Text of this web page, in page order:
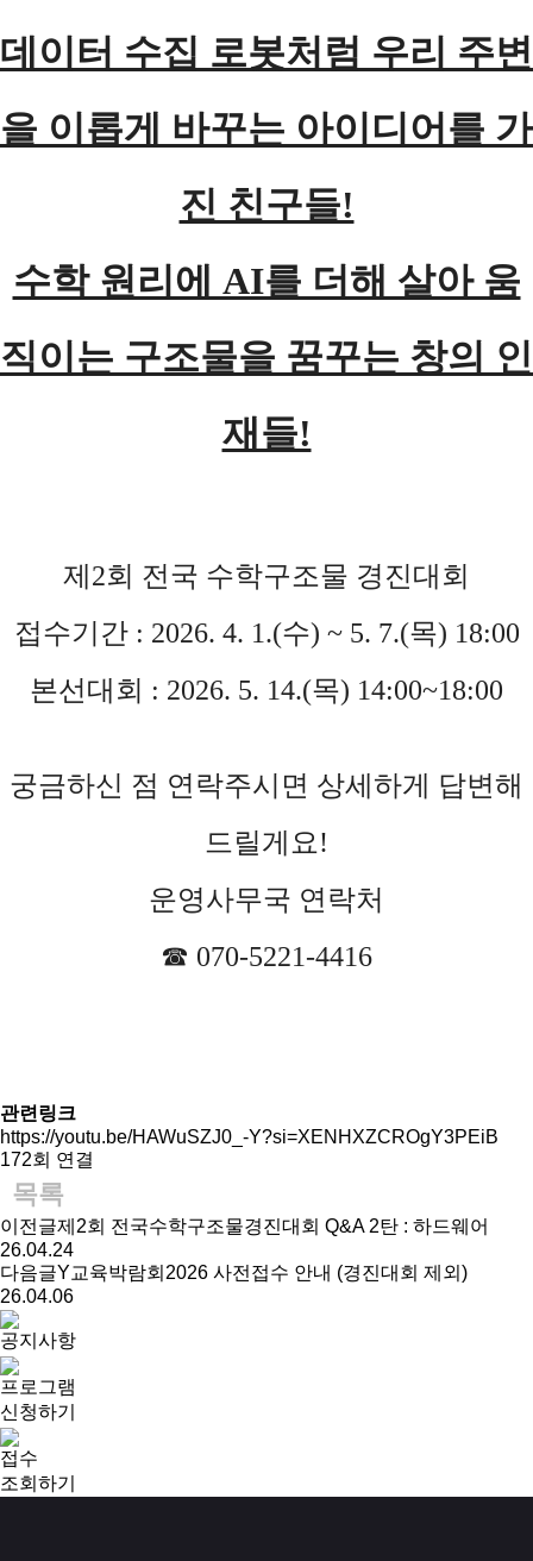
데이터 수집 로봇처럼 우리 주변
을 이롭게 바꾸는 아이디어를 가
진 친구들!
수학 원리에 AI를 더해 살아 움
직이는 구조물을 꿈꾸는 창의 인
재들!
제2회 전국 수학구조물 경진대회
접수기간 : 2026. 4. 1.(수) ~ 5. 7.(목) 18:00
본선대회 : 2026. 5. 14.(목) 14:00~18:00
궁금하신 점 연락주시면 상세하게 답변해
드릴게요!
운영사무국 연락처
☎ 070-5221-4416
관련링크
https://youtu.be/HAWuSZJ0_-Y?si=XENHXZCROgY3PEiB
172회 연결
목록
이전글제2회 전국수학구조물경진대회 Q&A 2탄 : 하드웨어
26.04.24
다음글Y교육박람회2026 사전접수 안내 (경진대회 제외)
26.04.06
공지사항
프로그램
신청하기
접수
조회하기